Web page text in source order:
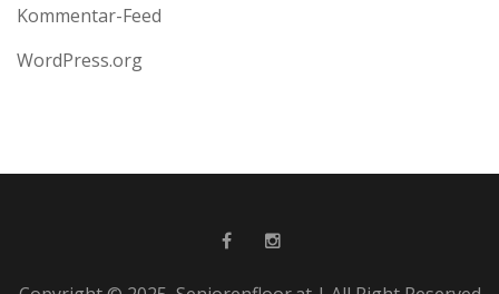
Kommentar-Feed
WordPress.org